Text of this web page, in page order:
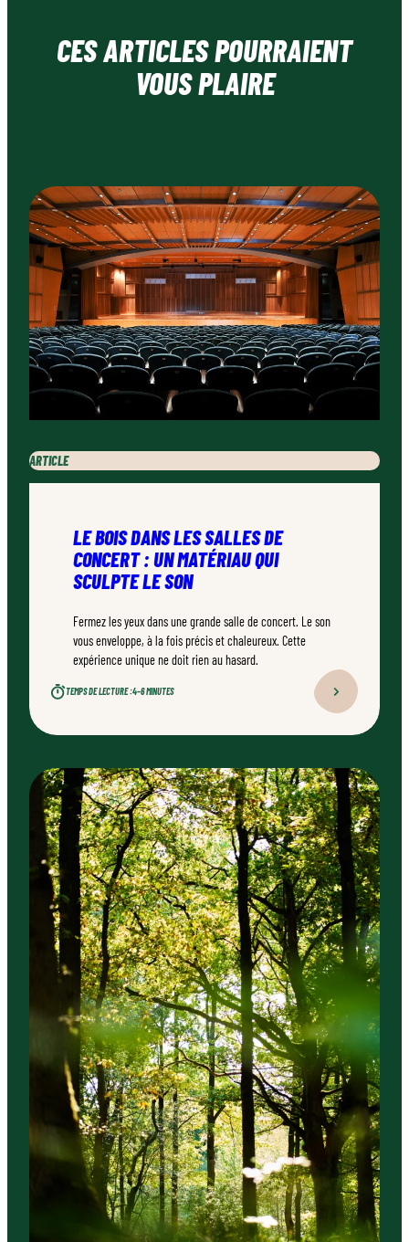
CES ARTICLES POURRAIENT
VOUS PLAIRE
ARTICLE
LE BOIS DANS LES SALLES DE
CONCERT : UN MATÉRIAU QUI
SCULPTE LE SON
Fermez les yeux dans une grande salle de concert. Le son
vous enveloppe, à la fois précis et chaleureux. Cette
expérience unique ne doit rien au hasard.
TEMPS DE LECTURE :4–6 MINUTES